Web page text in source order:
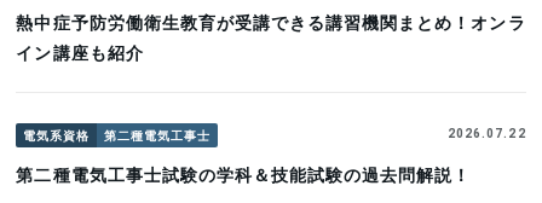
熱中症予防労働衛生教育が受講できる講習機関まとめ！オンラ
イン講座も紹介
電気系資格 第二種電気工事士 2026.07.22
第二種電気工事士試験の学科＆技能試験の過去問解説！